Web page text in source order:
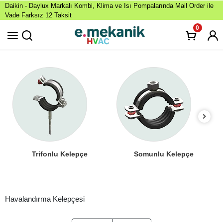
Daikin - Daylux Markalı Kombi, Klima ve Isı Pompalarında Mail Order ile
Vade Farksız 12 Taksit
0
Trifonlu Kelepçe Somunlu Kelepçe
Havalandırma Kelepçesi